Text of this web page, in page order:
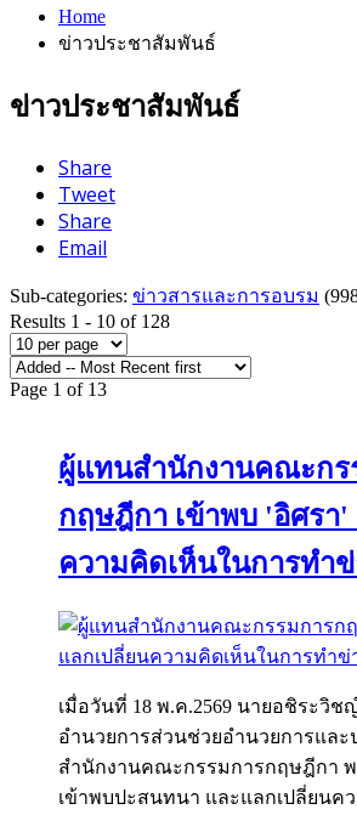
Home
ข่าวประชาสัมพันธ์
ข่าวประชาสัมพันธ์
Share
Tweet
Share
Email
Sub-categories: ข่าวสารและการอบรม
Results 1 - 10 of 128
Page 1 of 13
ผู้แทนสำนักงานคณะกร
กฤษฎีกา เข้าพบ 'อิศรา'
ความคิดเห็นในการทำ
เมื่อวันที่ 18 พ.ค.2569 นายอชิระวิ
อำนวยการส่วนช่วยอำนวยการแล
สำนักงานคณะกรรมการกฤษฎีกา
เข้าพบปะสนทนา และแลกเปลี่ยนค